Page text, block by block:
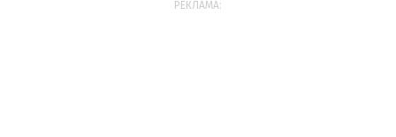
РЕКЛАМА: